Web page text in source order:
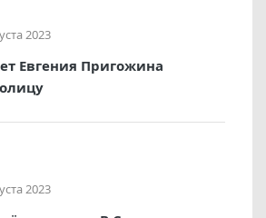
2023
Евгения Пригожина
2023